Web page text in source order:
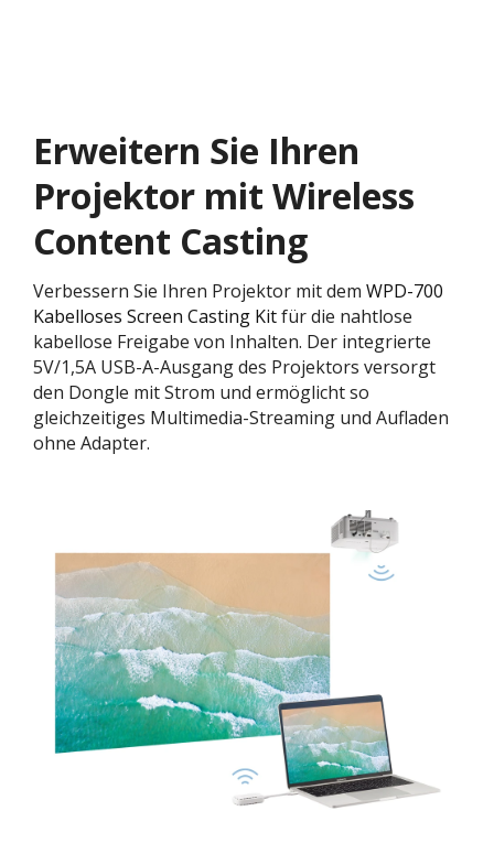
Erweitern Sie Ihren
Projektor mit Wireless
Content Casting
Verbessern Sie Ihren Projektor mit dem WPD-700
Kabelloses Screen Casting Kitfür die nahtlose
kabellose Freigabe von Inhalten. Der integrierte
5V/1,5A USB-A-Ausgang des Projektors versorgt
den Dongle mit Strom und ermöglicht so
gleichzeitiges Multimedia-Streaming und Aufladen
ohne Adapter.